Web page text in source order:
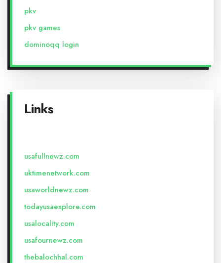
pkv
pkv games
dominoqq login
Links
usafullnewz.com
uktimenetwork.com
usaworldnewz.com
todayusaexplore.com
usalocality.com
usafournewz.com
thebalochhal.com